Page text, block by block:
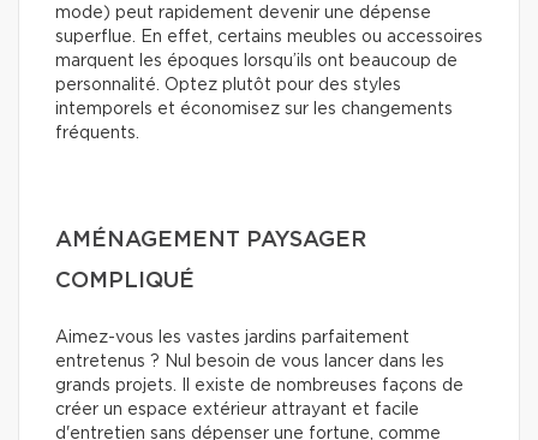
mode) peut rapidement devenir une dépense
superflue. En effet, certains meubles ou accessoires
marquent les époques lorsqu’ils ont beaucoup de
personnalité. Optez plutôt pour des styles
intemporels et économisez sur les changements
fréquents.
AMÉNAGEMENT PAYSAGER
COMPLIQUÉ
Aimez-vous les vastes jardins parfaitement
entretenus ? Nul besoin de vous lancer dans les
grands projets. Il existe de nombreuses façons de
créer un espace extérieur attrayant et facile
d'entretien sans dépenser une fortune, comme